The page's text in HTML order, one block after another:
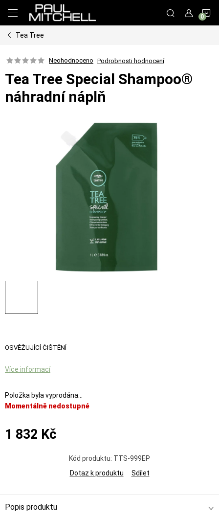
obsah
Tea Tree
Neohodnoceno Podrobnosti hodnocení
Tea Tree Special Shampoo®
náhradní náplň
OSVĚŽUJÍCÍ ČIŠTĚNÍ
Více informací
Položka byla vyprodána…
Momentálně nedostupné
1 832 Kč
Kód produktu: TTS-999EP
Dotaz k produktu
Sdílet
Popis produktu